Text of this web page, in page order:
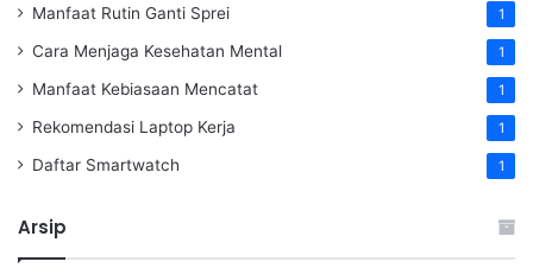
Manfaat Rutin Ganti Sprei 1
Cara Menjaga Kesehatan Mental 1
Manfaat Kebiasaan Mencatat 1
Rekomendasi Laptop Kerja 1
Daftar Smartwatch 1
Arsip